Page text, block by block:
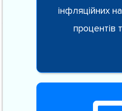
інфляційних
процентів